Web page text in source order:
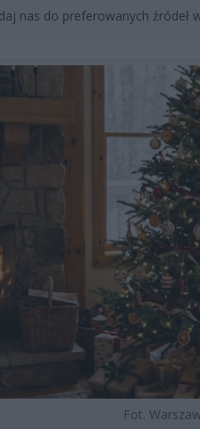
nas do preferowanych źródeł
Fot.